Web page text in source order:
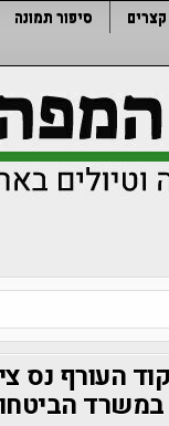
קצרים סיפור תמונה
העורף נס
במשרד